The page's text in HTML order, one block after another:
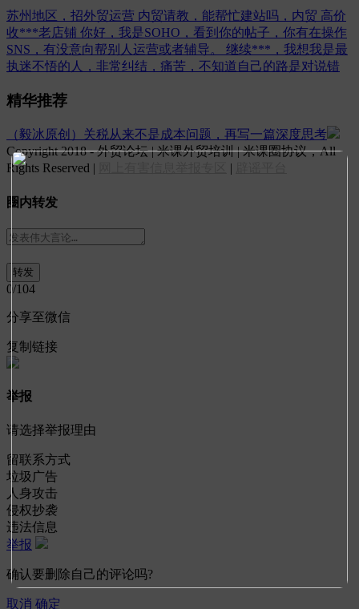
苏州地区，招外贸运营 内贸请教，能帮忙建站吗，内贸 高价
收***老店铺 你好，我是SOHO，看到你的帖子，你有在操作
SNS，有没意向帮别人运营或者辅导。 继续***，我想我是最
执迷不悟的人，非常纠结，痛苦，不知道自己的路是对说错
精华推荐
（毅冰原创）关税从来不是成本问题，再写一篇深度思考
Copyright 2018 - 外贸论坛 | 米课外贸培训 | 米课圈协议，All
Rights Reserved |
|
圈内转发
0/104
分享至微信
复制链接
举报
请选择举报理由
留联系方式
垃圾广告
人身攻击
侵权抄袭
违法信息
举报
确认要删除自己的评论吗?
取消 确定